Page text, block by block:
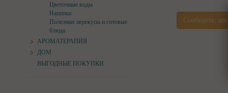
Цветочные воды
Напитки
Полезные перекусы и готовые
блюда
АРОМАТЕРАПИЯ
ДОМ
ВЫГОДНЫЕ ПОКУПКИ
Сообщите,